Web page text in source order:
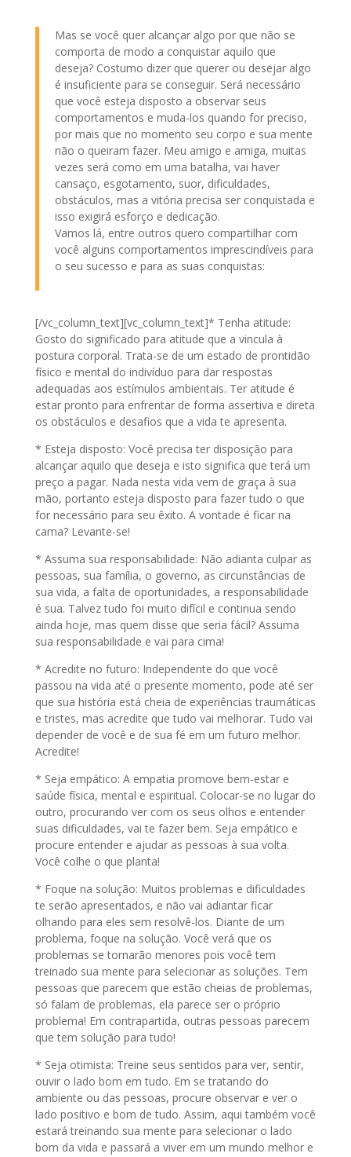
Mas se você quer alcançar algo por que não se
comporta de modo a conquistar aquilo que
deseja? Costumo dizer que querer ou desejar algo
é insuficiente para se conseguir. Será necessário
que você esteja disposto a observar seus
comportamentos e muda-los quando for preciso,
por mais que no momento seu corpo e sua mente
não o queiram fazer. Meu amigo e amiga, muitas
vezes será como em uma batalha, vai haver
cansaço, esgotamento, suor, dificuldades,
obstáculos, mas a vitória precisa ser conquistada e
isso exigirá esforço e dedicação.
Vamos lá, entre outros quero compartilhar com
você alguns comportamentos imprescindíveis para
o seu sucesso e para as suas conquistas:
[/vc_column_text][vc_column_text]* Tenha atitude:
Gosto do significado para atitude que a vincula à
postura corporal. Trata-se de um estado de prontidão
físico e mental do indivíduo para dar respostas
adequadas aos estímulos ambientais. Ter atitude é
estar pronto para enfrentar de forma assertiva e direta
os obstáculos e desafios que a vida te apresenta.
* Esteja disposto: Você precisa ter disposição para
alcançar aquilo que deseja e isto significa que terá um
preço a pagar. Nada nesta vida vem de graça à sua
mão, portanto esteja disposto para fazer tudo o que
for necessário para seu êxito. A vontade é ficar na
cama? Levante-se!
* Assuma sua responsabilidade: Não adianta culpar as
pessoas, sua família, o governo, as circunstâncias de
sua vida, a falta de oportunidades, a responsabilidade
é sua. Talvez tudo foi muito difícil e continua sendo
ainda hoje, mas quem disse que seria fácil? Assuma
sua responsabilidade e vai para cima!
* Acredite no futuro: Independente do que você
passou na vida até o presente momento, pode até ser
que sua história está cheia de experiências traumáticas
e tristes, mas acredite que tudo vai melhorar. Tudo vai
depender de você e de sua fé em um futuro melhor.
Acredite!
* Seja empático: A empatia promove bem-estar e
saúde física, mental e espiritual. Colocar-se no lugar do
outro, procurando ver com os seus olhos e entender
suas dificuldades, vai te fazer bem. Seja empático e
procure entender e ajudar as pessoas à sua volta.
Você colhe o que planta!
* Foque na solução: Muitos problemas e dificuldades
te serão apresentados, e não vai adiantar ficar
olhando para eles sem resolvê-los. Diante de um
problema, foque na solução. Você verá que os
problemas se tornarão menores pois você tem
treinado sua mente para selecionar as soluções. Tem
pessoas que parecem que estão cheias de problemas,
só falam de problemas, ela parece ser o próprio
problema! Em contrapartida, outras pessoas parecem
que tem solução para tudo!
* Seja otimista: Treine seus sentidos para ver, sentir,
ouvir o lado bom em tudo. Em se tratando do
ambiente ou das pessoas, procure observar e ver o
lado positivo e bom de tudo. Assim, aqui também você
estará treinando sua mente para selecionar o lado
bom da vida e passará a viver em um mundo melhor e